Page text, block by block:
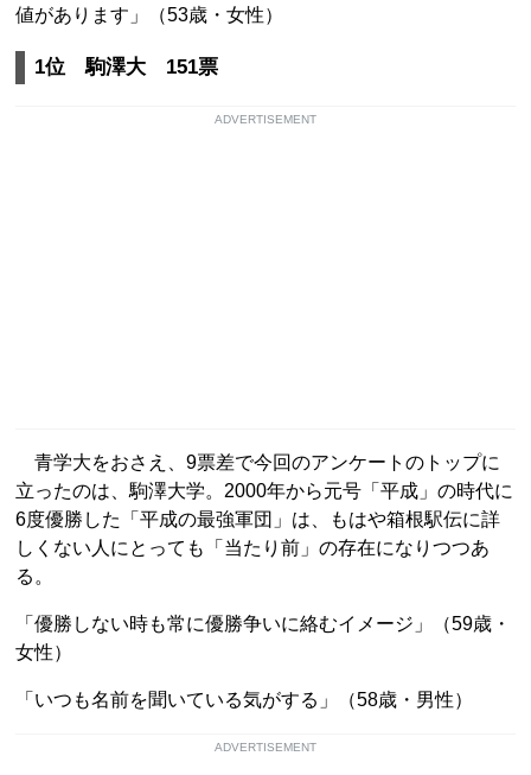
値があります」（53歳・女性）
1位 駒澤大 151票
ADVERTISEMENT
青学大をおさえ、9票差で今回のアンケートのトップに
立ったのは、駒澤大学。2000年から元号「平成」の時代に
6度優勝した「平成の最強軍団」は、もはや箱根駅伝に詳
しくない人にとっても「当たり前」の存在になりつつあ
る。
「優勝しない時も常に優勝争いに絡むイメージ」（59歳・
女性）
「いつも名前を聞いている気がする」（58歳・男性）
ADVERTISEMENT